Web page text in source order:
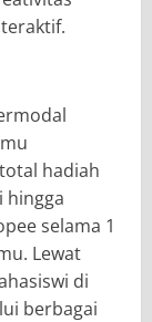
hadiah
hingga
selama 1
Lewat
di
berbagai